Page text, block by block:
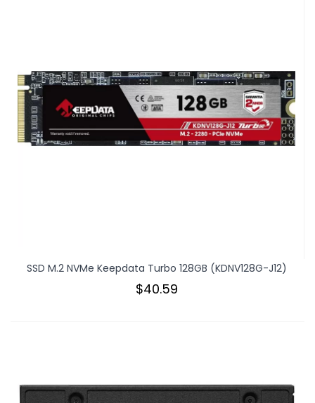
SSD M.2 NVMe Keepdata Turbo 128GB (KDNV128G-J12)
$40.59